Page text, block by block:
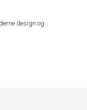
design og